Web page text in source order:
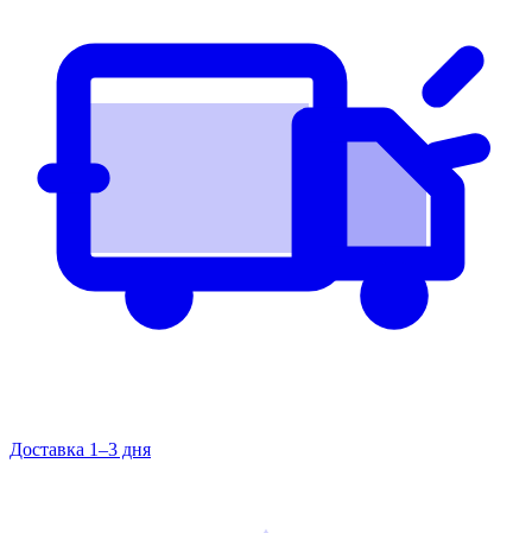
Доставка 1–3 дня